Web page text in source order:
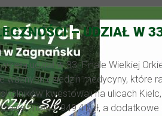
– UDZIAŁ W
udział w 33. Finale Wielkiej
dziedzin medycyny, które
kwestowali na ulicach
finału 2 949,41 zł, a